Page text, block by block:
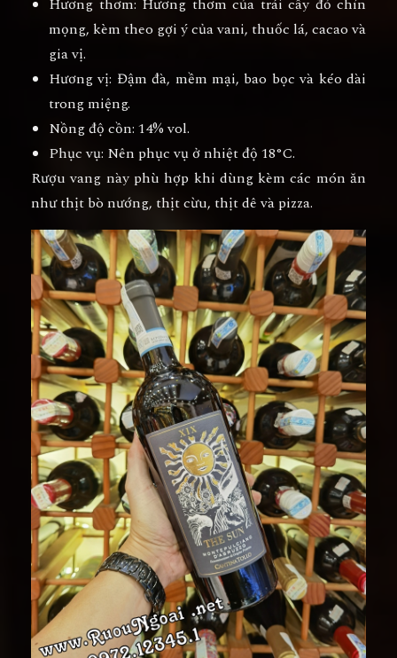
mọng, kèm theo gợi ý của vani, thuốc lá, cacao và
gia vị.
Hương vị: Đậm đà, mềm mại, bao bọc và kéo dài
trong miệng.
Nồng độ cồn: 14% vol.
Phục vụ: Nên phục vụ ở nhiệt độ 18°C.
Rượu vang này phù hợp khi dùng kèm các món ăn
như thịt bò nướng, thịt cừu, thịt dê và pizza.